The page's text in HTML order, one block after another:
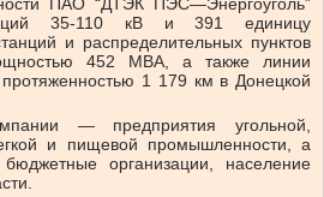
ПАО “ДТЭК ПЭС—Энергоуголь”
35-110 кВ и 391 единицу
и распределительных пунктов
452 МВА, а также линии
1 179 км в Донецкой
— предприятия угольной,
и пищевой промышленности, а
организации, население